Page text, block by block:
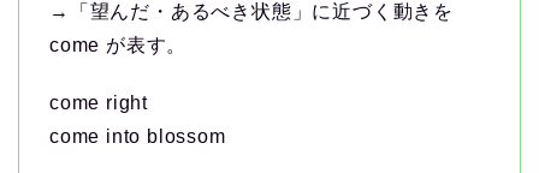
→「望んだ・あるべき状態」に近づく動きを
come が表す。
come right
come into blossom